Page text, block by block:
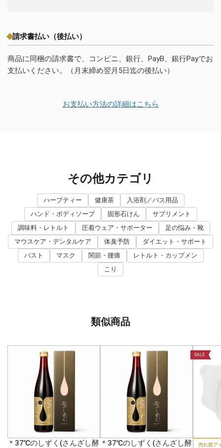
請求書払い（後払い）
商品に同梱の請求書で、コンビニ、銀行、PayB、銀行Payでお
支払いください。（月末締め翌月5日迄の後払い）
お支払い方法の詳細はこちら
その他カテゴリ
ハーブティー 健康茶
入浴剤／バス用品
ハンド・ボディソープ
固形石けん
サプリメント
調味料・レトルト
圧着ウェア・サポーター
足の悩み・靴
マウスケア・デンタルケア
体臭予防
ダイエット・サポート
バスト
マスク 関節・腰痛
レトルト・カップメン
こり
類似商品
＊37℃のしずく(さんざし酵 ＊37℃のしずく(さんざし酵
SALE
売れ筋ア